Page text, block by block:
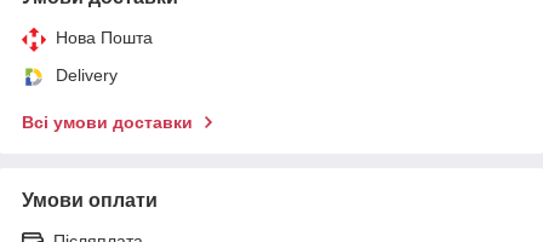
Нова Пошта
Delivery
Всі умови доставки
Умови оплати